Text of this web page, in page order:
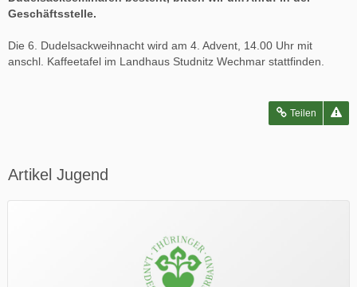
Geschäftsstelle.
Die 6. Dudelsackweihnacht wird am 4. Advent, 14.00 Uhr mit
anschl. Kaffeetafel im Landhaus Studnitz Wechmar stattfinden.
Teilen
Artikel Jugend